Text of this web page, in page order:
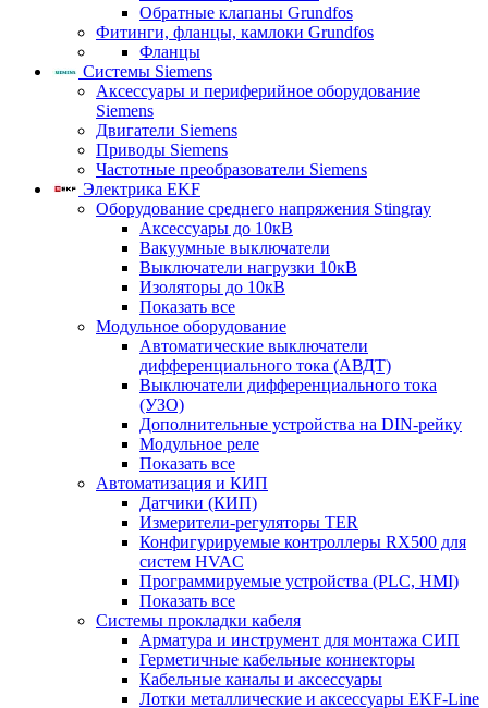
Обратные клапаны Grundfos
Фитинги, фланцы, камлоки Grundfos
Фланцы
Системы Siemens
Аксессуары и периферийное оборудование
Siemens
Двигатели Siemens
Приводы Siemens
Частотные преобразователи Siemens
Электрика EKF
Оборудование среднего напряжения Stingray
Аксессуары до 10кВ
Вакуумные выключатели
Выключатели нагрузки 10кВ
Изоляторы до 10кВ
Показать все
Модульное оборудование
Автоматические выключатели
дифференциального тока (АВДТ)
Выключатели дифференциального тока
(УЗО)
Дополнительные устройства на DIN-рейку
Модульное реле
Показать все
Автоматизация и КИП
Датчики (КИП)
Измерители-регуляторы TER
Конфигурируемые контроллеры RX500 для
систем HVAC
Программируемые устройства (PLC, HMI)
Показать все
Системы прокладки кабеля
Арматура и инструмент для монтажа СИП
Герметичные кабельные коннекторы
Кабельные каналы и аксессуары
Лотки металлические и аксессуары EKF-Line